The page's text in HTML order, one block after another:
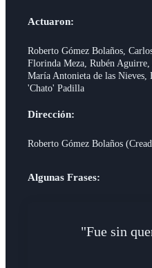
Actuaron:
Roberto Gómez Bolaños,
Florinda Meza, Rubén
María Antonieta de las Nieves,
'Chato' Padilla
Dirección:
Roberto Gómez Bolaños
Algunas Frases:
"Fue sin